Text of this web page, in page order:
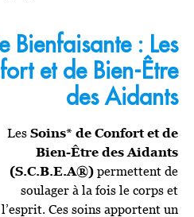
Bienfaisante : Les
et de Bien-Être
des Aidants
Les Soins* de Confort et de
Bien-Être des Aidants
(S.C.B.E.A®) permettent de
soulager à la fois le corps et
l’esprit. Ces soins apportent un